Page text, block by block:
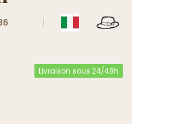
Livraison sous 24/48h